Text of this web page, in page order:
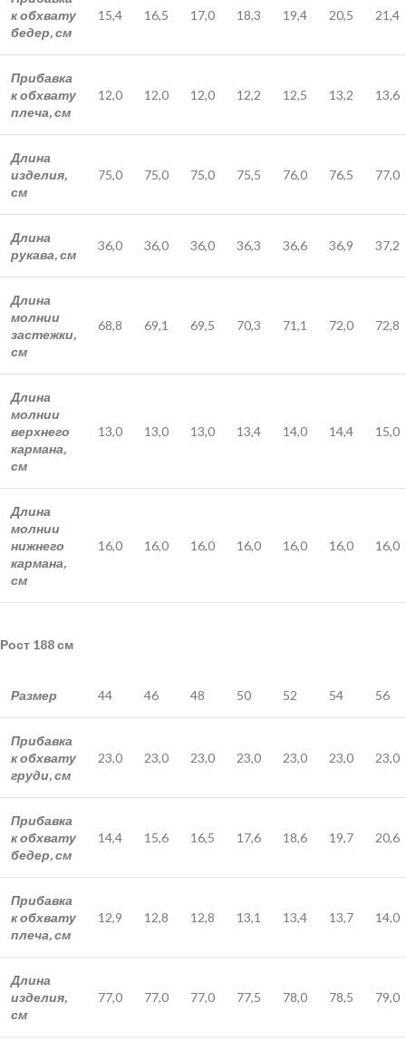
к обхвату
бедер, см
15,4 16,5 17,0 18,3 19,4 20,5 21,4
Прибавка
к обхвату
плеча, см
12,0 12,0 12,0 12,2 12,5 13,2 13,6
Длина
изделия,
см
75,0 75,0 75,0 75,5 76,0 76,5 77,0
Длина
рукава, см
36,0 36,0 36,0 36,3 36,6 36,9 37,2
Длина
молнии
застежки,
см
68,8 69,1 69,5 70,3 71,1 72,0 72,8
Длина
молнии
верхнего
кармана,
см
13,0 13,0 13,0 13,4 14,0 14,4 15,0
Длина
молнии
нижнего
кармана,
см
16,0 16,0 16,0 16,0 16,0 16,0 16,0
Рост 188 см
Размер 44 46 48 50 52 54 56
Прибавка
к обхвату
груди, см
23,0 23,0 23,0 23,0 23,0 23,0 23,0
Прибавка
к обхвату
бедер, см
14,4 15,6 16,5 17,6 18,6 19,7 20,6
Прибавка
к обхвату
плеча, см
12,9 12,8 12,8 13,1 13,4 13,7 14,0
Длина
изделия,
см
77,0 77,0 77,0 77,5 78,0 78,5 79,0